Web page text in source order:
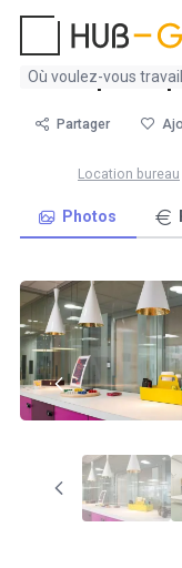
Aucun
trouvé
Bureau pour 6
Partager
Location bureau
Photos